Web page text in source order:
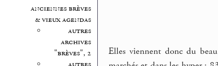
anciennes brèves
& vieux agendas
autres
archives
"brèves", 2
Elles viennent donc du